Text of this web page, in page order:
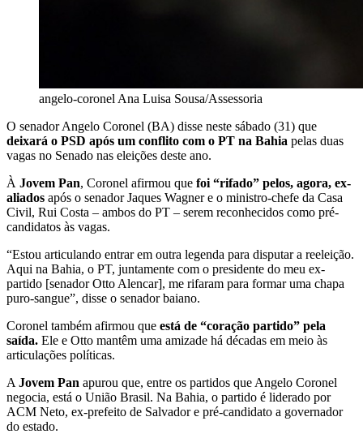
angelo-coronel Ana Luisa Sousa/Assessoria
O senador Angelo Coronel (BA) disse neste sábado (31) que
deixará o PSD após um conflito com o PT na Bahia pelas duas
vagas no Senado nas eleições deste ano.
À Jovem Pan, Coronel afirmou que foi “rifado” pelos, agora, ex-
aliados após o senador Jaques Wagner e o ministro-chefe da Casa
Civil, Rui Costa – ambos do PT – serem reconhecidos como pré-
candidatos às vagas.
“Estou articulando entrar em outra legenda para disputar a reeleição.
Aqui na Bahia, o PT, juntamente com o presidente do meu ex-
partido [senador Otto Alencar], me rifaram para formar uma chapa
puro-sangue”, disse o senador baiano.
Coronel também afirmou que está de “coração partido” pela
saída. Ele e Otto mantêm uma amizade há décadas em meio às
articulações políticas.
A Jovem Pan apurou que, entre os partidos que Angelo Coronel
negocia, está o União Brasil. Na Bahia, o partido é liderado por
ACM Neto, ex-prefeito de Salvador e pré-candidato a governador
do estado.